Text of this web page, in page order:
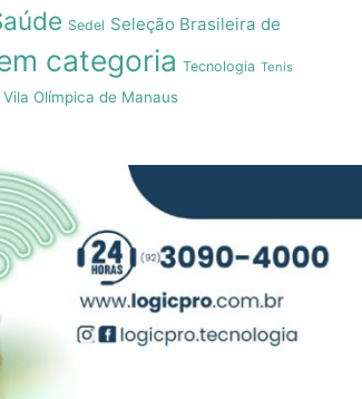
Sedel Seleção Brasileira de
categoria Tecnologia Tenis
Vila Olímpica de Manaus